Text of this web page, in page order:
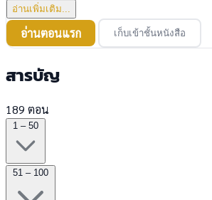
อ่านเพิ่มเติม...
อ่านตอนแรก เก็บเข้าชั้นหนังสือ
สารบัญ
189 ตอน
1 – 50
51 – 100